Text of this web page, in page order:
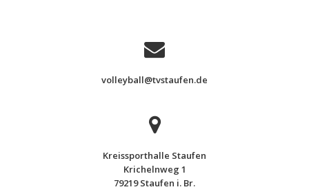
volleyball@tvstaufen.de
Kreissporthalle Staufen
Krichelnweg 1
79219 Staufen i. Br.